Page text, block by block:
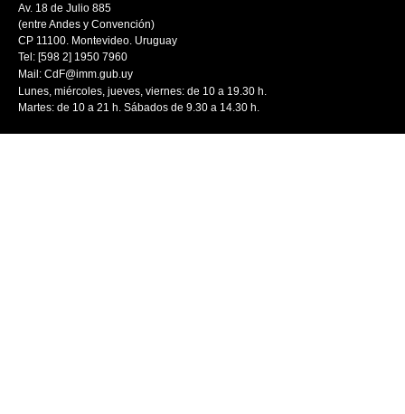
Av. 18 de Julio 885
(entre Andes y Convención)
CP 11100. Montevideo. Uruguay
Tel: [598 2] 1950 7960
Mail: CdF@imm.gub.uy
Lunes, miércoles, jueves, viernes: de 10 a 19.30 h.
Martes: de 10 a 21 h. Sábados de 9.30 a 14.30 h.